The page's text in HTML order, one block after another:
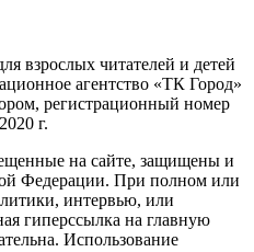
взрослых читателей и детей
агентство «ТК Город»
регистрационный номер
г.
на сайте, защищены и
Федерации. При полном или
интервью, или
гиперссылка на главную
Использование